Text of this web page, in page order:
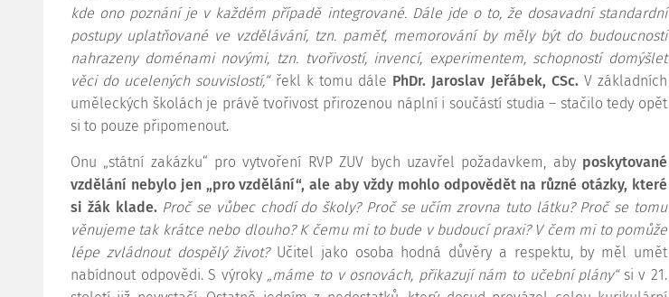
kde ono poznání je v každém případě integrované. Dále jde o to, že dosavadní standardní
postupy uplatňované ve vzdělávání, tzn. paměť, memorování by měly být do budoucnosti
nahrazeny doménami novými, tzn. tvořivostí, invencí, experimentem, schopností domýšlet
věci do ucelených souvislostí,“řekl k tomu dále PhDr. Jaroslav Jeřábek, CSc.V základních
uměleckých školách je právě tvořivost přirozenou náplní i součástí studia – stačilo tedy opět
si to pouze připomenout.
Onu „státní zakázku“ pro vytvoření RVP ZUV bych uzavřel požadavkem, aby poskytované
vzdělání nebylo jen „pro vzdělání“, ale aby vždy mohlo odpovědět na různé otázky, které
si žák klade. Proč se vůbec chodí do školy? Proč se učím zrovna tuto látku? Proč se tomu
věnujeme tak krátce nebo dlouho? K čemu mi to bude v budoucí praxi? V čem mi to pomůže
lépe zvládnout dospělý život?Učitel jako osoba hodná důvěry a respektu, by měl umět
nabídnout odpovědi. S výroky „máme to v osnovách, přikazují nám to učební plány“si v 21.